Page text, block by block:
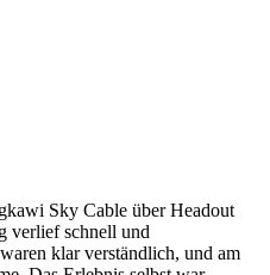
Sky Cable über Headout
verlief schnell und
klar verständlich, und am